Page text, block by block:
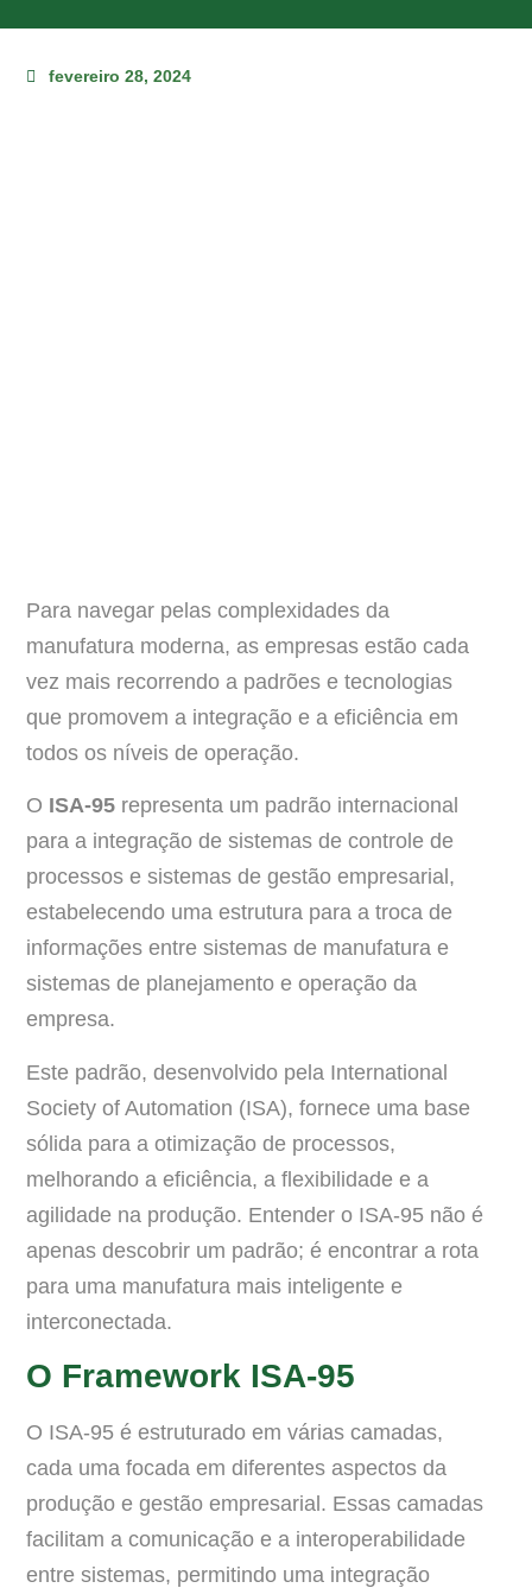
fevereiro 28, 2024
Para navegar pelas complexidades da
manufatura moderna, as empresas estão cada
vez mais recorrendo a padrões e tecnologias
que promovem a integração e a eficiência em
todos os níveis de operação.
O ISA-95 representa um padrão internacional
para a integração de sistemas de controle de
processos e sistemas de gestão empresarial,
estabelecendo uma estrutura para a troca de
informações entre sistemas de manufatura e
sistemas de planejamento e operação da
empresa.
Este padrão, desenvolvido pela International
Society of Automation (ISA), fornece uma base
sólida para a otimização de processos,
melhorando a eficiência, a flexibilidade e a
agilidade na produção. Entender o ISA-95 não é
apenas descobrir um padrão; é encontrar a rota
para uma manufatura mais inteligente e
interconectada.
O Framework ISA-95
O ISA-95 é estruturado em várias camadas,
cada uma focada em diferentes aspectos da
produção e gestão empresarial. Essas camadas
facilitam a comunicação e a interoperabilidade
entre sistemas, permitindo uma integração